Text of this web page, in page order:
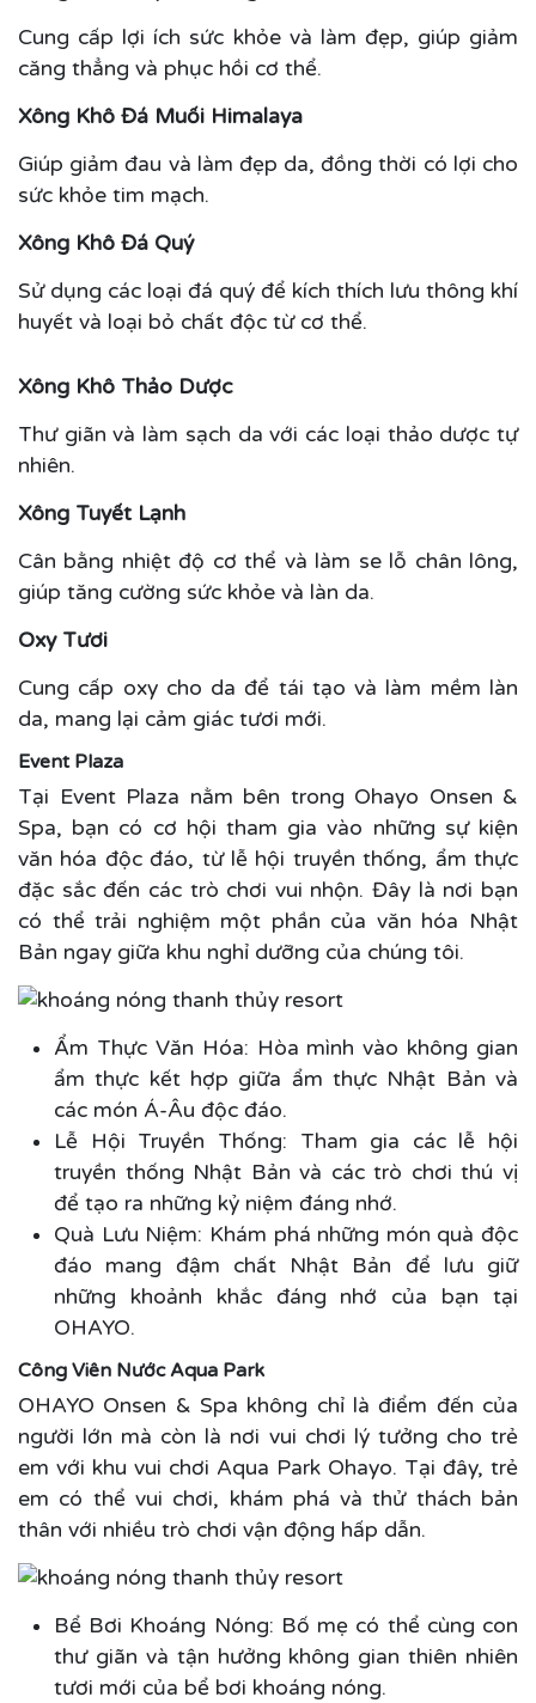
Cung cấp lợi ích sức khỏe và làm đẹp, giúp giảm
căng thẳng và phục hồi cơ thể.
Xông Khô Đá Muối Himalaya
Giúp giảm đau và làm đẹp da, đồng thời có lợi cho
sức khỏe tim mạch.
Xông Khô Đá Quý
Sử dụng các loại đá quý để kích thích lưu thông khí
huyết và loại bỏ chất độc từ cơ thể.
Xông Khô Thảo Dược
Thư giãn và làm sạch da với các loại thảo dược tự
nhiên.
Xông Tuyết Lạnh
Cân bằng nhiệt độ cơ thể và làm se lỗ chân lông,
giúp tăng cường sức khỏe và làn da.
Oxy Tươi
Cung cấp oxy cho da để tái tạo và làm mềm làn
da, mang lại cảm giác tươi mới.
Event Plaza
Tại Event Plaza nằm bên trong Ohayo Onsen &
Spa, bạn có cơ hội tham gia vào những sự kiện
văn hóa độc đáo, từ lễ hội truyền thống, ẩm thực
đặc sắc đến các trò chơi vui nhộn. Đây là nơi bạn
có thể trải nghiệm một phần của văn hóa Nhật
Bản ngay giữa khu nghỉ dưỡng của chúng tôi.
Ẩm Thực Văn Hóa: Hòa mình vào không gian
ẩm thực kết hợp giữa ẩm thực Nhật Bản và
các món Á-Âu độc đáo.
Lễ Hội Truyền Thống: Tham gia các lễ hội
truyền thống Nhật Bản và các trò chơi thú vị
để tạo ra những kỷ niệm đáng nhớ.
Quà Lưu Niệm: Khám phá những món quà độc
đáo mang đậm chất Nhật Bản để lưu giữ
những khoảnh khắc đáng nhớ của bạn tại
OHAYO.
Công Viên Nước Aqua Park
OHAYO Onsen & Spa không chỉ là điểm đến của
người lớn mà còn là nơi vui chơi lý tưởng cho trẻ
em với khu vui chơi Aqua Park Ohayo. Tại đây, trẻ
em có thể vui chơi, khám phá và thử thách bản
thân với nhiều trò chơi vận động hấp dẫn.
Bể Bơi Khoáng Nóng: Bố mẹ có thể cùng con
thư giãn và tận hưởng không gian thiên nhiên
tươi mới của bể bơi khoáng nóng.